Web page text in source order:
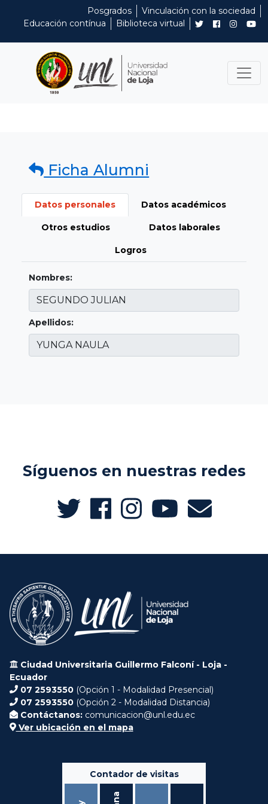
Posgrados
Vinculación con la sociedad
Educación contínua
Biblioteca virtual
Ficha Alumni
Datos personales Datos académicos
Otros estudios Datos laborales
Logros
Nombres:
Apellidos:
Síguenos en nuestras redes
Ciudad Universitaria Guillermo Falconí - Loja -
Ecuador
07 2593550 (Opción 1 - Modalidad Presencial)
07 2593550 (Opción 2 - Modalidad Distancia)
Contáctanos: comunicacion@unl.edu.ec
Ver ubicación en el mapa
Contador de visitas